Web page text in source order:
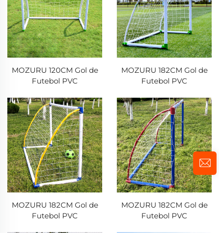
MOZURU 120CM Gol de
Futebol PVC
MOZURU 182CM Gol de
Futebol PVC
MOZURU 182CM Gol de
Futebol PVC
MOZURU 182CM Gol de
Futebol PVC